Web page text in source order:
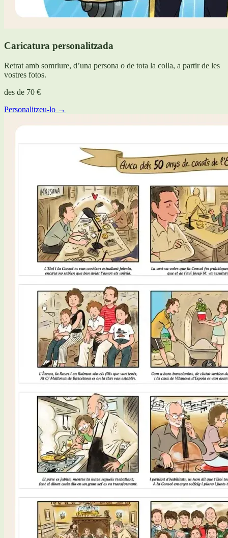
Caricatura personalitzada
Retrat amb somriure, d’una persona o de tota la colla, a partir de les
vostres fotos.
des de 70 €
Personalitzeu-lo →